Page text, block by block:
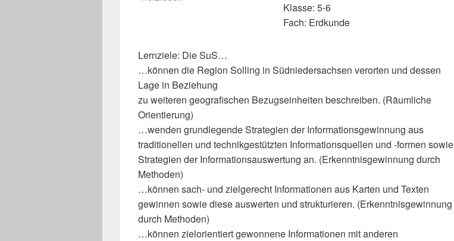
Klasse: 5-6
Fach: Erdkunde
Lernziele: Die SuS…
…können die Region Solling in Südniedersachsen verorten und dessen
Lage in Beziehung
zu weiteren geografischen Bezugseinheiten beschreiben. (Räumliche
Orientierung)
…wenden grundlegende Strategien der Informationsgewinnung aus
traditionellen und technikgestützten Informationsquellen und -formen sowie
Strategien der Informationsauswertung an. (Erkenntnisgewinnung durch
Methoden)
…können sach- und zielgerecht Informationen aus Karten und Texten
gewinnen sowie diese auswerten und strukturieren. (Erkenntnisgewinnung
durch Methoden)
…können zielorientiert gewonnene Informationen mit anderen